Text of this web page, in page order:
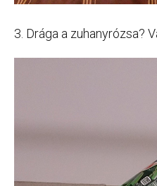
3. Drága a zuhanyrózsa?